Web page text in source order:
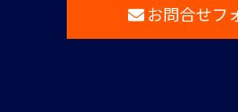
お問合せフ